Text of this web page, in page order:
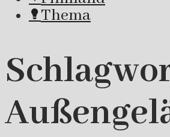
Thema